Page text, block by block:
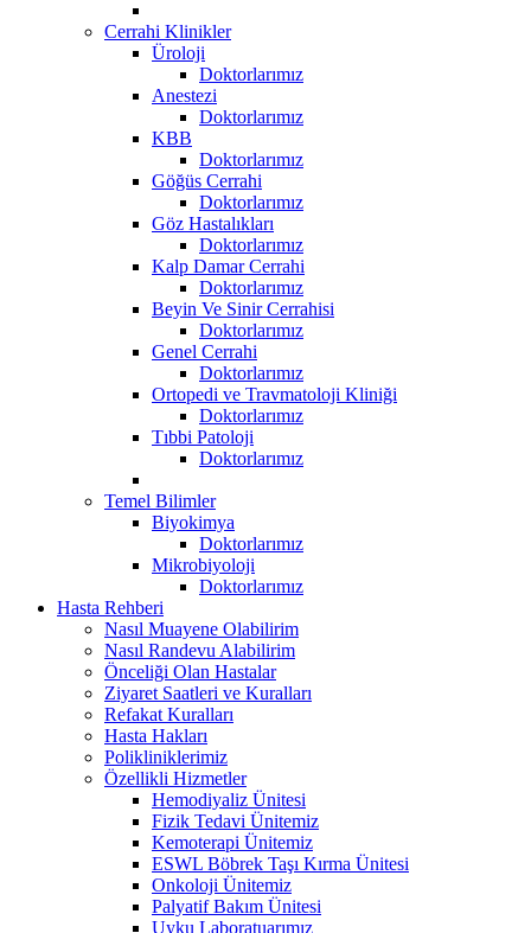
Cerrahi Klinikler
Üroloji
Doktorlarımız
Anestezi
Doktorlarımız
KBB
Doktorlarımız
Göğüs Cerrahi
Doktorlarımız
Göz Hastalıkları
Doktorlarımız
Kalp Damar Cerrahi
Doktorlarımız
Beyin Ve Sinir Cerrahisi
Doktorlarımız
Genel Cerrahi
Doktorlarımız
Ortopedi ve Travmatoloji Kliniği
Doktorlarımız
Tıbbi Patoloji
Doktorlarımız
Temel Bilimler
Biyokimya
Doktorlarımız
Mikrobiyoloji
Doktorlarımız
Hasta Rehberi
Nasıl Muayene Olabilirim
Nasıl Randevu Alabilirim
Önceliği Olan Hastalar
Ziyaret Saatleri ve Kuralları
Refakat Kuralları
Hasta Hakları
Polikliniklerimiz
Özellikli Hizmetler
Hemodiyaliz Ünitesi
Fizik Tedavi Ünitemiz
Kemoterapi Ünitemiz
ESWL Böbrek Taşı Kırma Ünitesi
Onkoloji Ünitemiz
Palyatif Bakım Ünitesi
Uyku Laboratuarımız